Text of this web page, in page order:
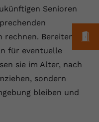
Senioren
rechnen. Bereiten sie
für eventuelle
sie im Alter, nach
sondern
bleiben und
zu ermöglichen.
Cookie, um
zu sammeln,
ID zum
auf der Website